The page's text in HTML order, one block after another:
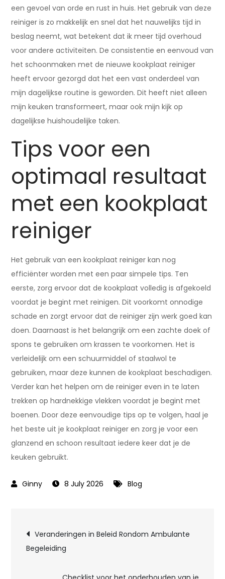
een gevoel van orde en rust in huis. Het gebruik van deze
reiniger is zo makkelijk en snel dat het nauwelijks tijd in
beslag neemt, wat betekent dat ik meer tijd overhoud
voor andere activiteiten. De consistentie en eenvoud van
het schoonmaken met de nieuwe kookplaat reiniger
heeft ervoor gezorgd dat het een vast onderdeel van
mijn dagelijkse routine is geworden. Dit heeft niet alleen
mijn keuken transformeert, maar ook mijn kijk op
dagelijkse huishoudelijke taken.
Tips voor een
optimaal resultaat
met een kookplaat
reiniger
Het gebruik van een kookplaat reiniger kan nog
efficiënter worden met een paar simpele tips. Ten
eerste, zorg ervoor dat de kookplaat volledig is afgekoeld
voordat je begint met reinigen. Dit voorkomt onnodige
schade en zorgt ervoor dat de reiniger zijn werk goed kan
doen. Daarnaast is het belangrijk om een zachte doek of
spons te gebruiken om krassen te voorkomen. Het is
verleidelijk om een schuurmiddel of staalwol te
gebruiken, maar deze kunnen de kookplaat beschadigen.
Verder kan het helpen om de reiniger even in te laten
trekken op hardnekkige vlekken voordat je begint met
boenen. Door deze eenvoudige tips op te volgen, haal je
het beste uit je kookplaat reiniger en zorg je voor een
glanzend en schoon resultaat iedere keer dat je de
keuken gebruikt.
8 July 2026 Blog
Post
navigation
Veranderingen in Beleid Rondom Ambulante
Begeleiding